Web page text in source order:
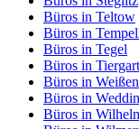
Büros in Teltow
Büros in
Büros in Tegel
Büros in
Büros in
Büros in
Büros in